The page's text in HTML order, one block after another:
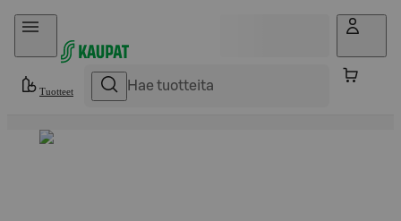
Hyppää sisältöön
Tuotteet